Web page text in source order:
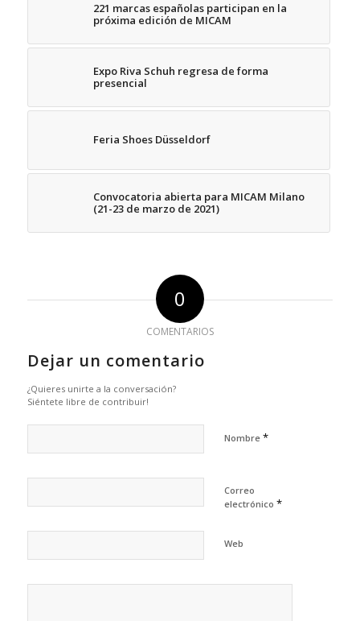
221 marcas españolas participan en la
próxima edición de MICAM
Expo Riva Schuh regresa de forma
presencial
Feria Shoes Düsseldorf
Convocatoria abierta para MICAM Milano
(21-23 de marzo de 2021)
0
COMENTARIOS
Dejar un comentario
¿Quieres unirte a la conversación?
Siéntete libre de contribuir!
Nombre *
Correo
electrónico *
Web